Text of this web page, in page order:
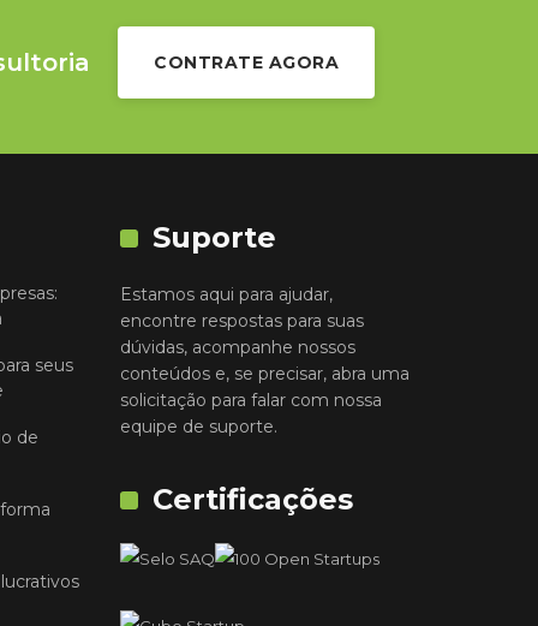
CONTRATE AGORA
seus
de
Suporte
Estamos aqui para ajudar,
encontre respostas para suas
dúvidas, acompanhe nossos
conteúdos e, se precisar, abra uma
solicitação para falar com nossa
equipe de suporte.
Certificações